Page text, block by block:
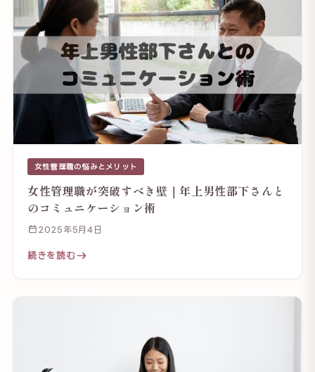
女性管理職の悩みとメリット
女性管理職が突破すべき壁｜年上男性部下さんと
のコミュニケーション術
2025年5月4日
続きを読む